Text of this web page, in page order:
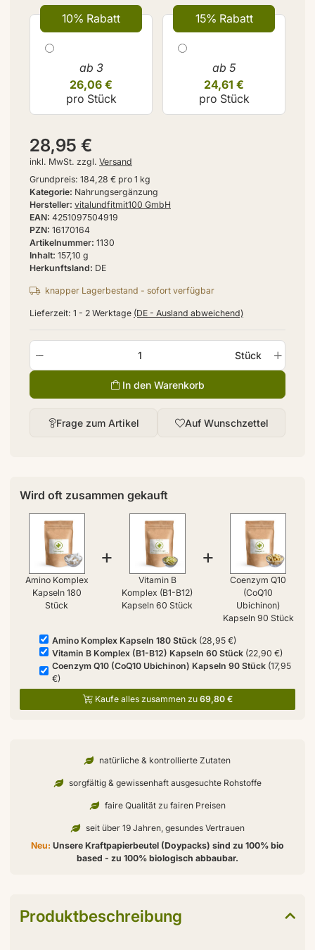
Inhalt 157,10 g
Hersteller vitalundfitmit100 GmbH
Artikelnummer 1130
PZN 16170164
EAN 4251097504919
Herkunftsland DE
Kategorie Nahrungsergänzung
28,95 €
inkl. MwSt. zzgl. Versand
Grundpreis: 184,28 € pro 1 kg
Frage zum Artikel Auf Wunschzettel
Stück
In den Warenkorb
knapper Lagerbestand - sofort verfügbar
Lieferzeit: 1 - 2 Werktage (DE - Ausland abweichend)
10% Rabatt
ab 3
26,06 €
pro Stück
15% Rabatt
ab 5
24,61 €
pro Stück
Wird oft zusammen gekauft
Amino Komplex
Kapseln 180
Stück
+
Vitamin B
Komplex (B1-B12)
Kapseln 60 Stück
+
Coenzym Q10
(CoQ10
Ubichinon)
Kapseln 90 Stück
Amino Komplex Kapseln 180 Stück(28,95 €)
Vitamin B Komplex (B1-B12) Kapseln 60 Stück(22,90 €)
Coenzym Q10 (CoQ10 Ubichinon) Kapseln 90 Stück(17,95
€)
Kaufe alles zusammen zu 69,80 €
natürliche & kontrollierte Zutaten
sorgfältig & gewissenhaft ausgesuchte Rohstoffe
faire Qualität zu fairen Preisen
seit über 19 Jahren, gesundes Vertrauen
Neu: Unsere Kraftpapierbeutel (Doypacks) sind zu 100% bio
based - zu 100% biologisch abbaubar.
Produktbeschreibung